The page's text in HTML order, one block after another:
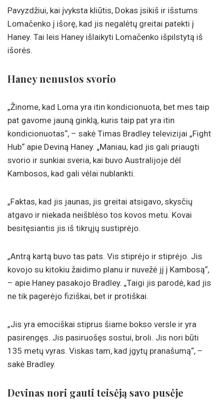
Pavyzdžiui, kai įvyksta kliūtis, Dokas įsikiš ir išstums
Lomačenko į išorę, kad jis negalėtų greitai patekti į
Haney. Tai leis Haney išlaikyti Lomačenko išpilstytą iš
išorės.
Haney nenustos svorio
„Žinome, kad Loma yra itin kondicionuota, bet mes taip
pat gavome jauną ginklą, kuris taip pat yra itin
kondicionuotas“, – sakė Timas Bradley televizijai „Fight
Hub“ apie Deviną Haney. „Maniau, kad jis gali priaugti
svorio ir sunkiai sveria, kai buvo Australijoje dėl
Kambosos, kad gali vėlai nublankti.
„Faktas, kad jis jaunas, jis greitai atsigavo, skysčių
atgavo ir niekada neišblėso tos kovos metu. Kovai
besitęsiantis jis iš tikrųjų sustiprėjo.
„Antrą kartą buvo tas pats. Vis stiprėjo ir stiprėjo. Jis
kovojo su kitokiu žaidimo planu ir nuvežė jį į Kambosą“,
– apie Haney pasakojo Bradley. „Taigi jis parodė, kad jis
ne tik pagerėjo fiziškai, bet ir protiškai.
„Jis yra emociškai stiprus šiame bokso versle ir yra
pasirengęs. Jis pasiruošęs sostui, broli. Jis nori būti
135 metų vyras. Viskas tam, kad įgytų pranašumą“, –
sakė Bradley.
Devinas nori gauti teisėją savo pusėje